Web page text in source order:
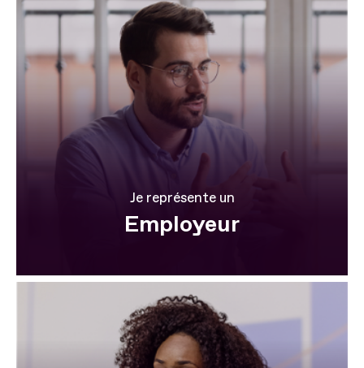
Je représente un
Employeur